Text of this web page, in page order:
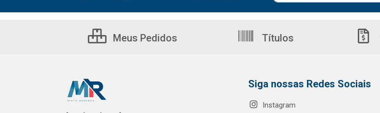
Meus Pedidos Títulos
Siga nossas Redes Sociais
Instagram